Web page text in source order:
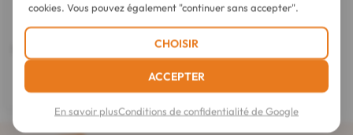
Savon Surgras Bio Menthe Verte
100 g
6,99 €
cookies. Vous pouvez également "continuer sans accepter".
CHOISIR
ACCEPTER
En savoir plusConditions de confidentialité de Google